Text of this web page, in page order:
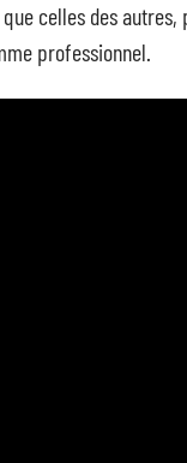
celles des
professionnel.